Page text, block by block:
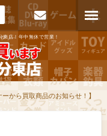
店！年中無休で営業！
お問い合わ
せ
ーから買取商品のお知らせ！】